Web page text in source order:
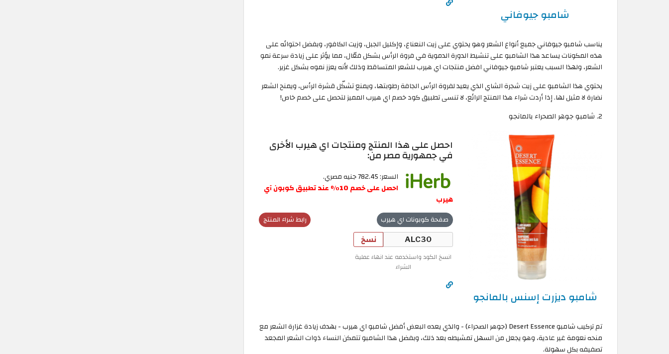
شامبو جيوفاني
يناسب شامبو جيوفاني جميع أنواع الشعر وهو يحتوي على زيت النعناع، وإكليل الجبل، وزيت الكافور، وبفضل احتوائه على
هذه المكونات يساعد هذا الشامبو على تنشيط الدورة الدموية في فروة الرأس بشكل فعّال، مما يؤثر على زيادة سرعة نمو
الشعر، ولهذا السبب يعتبر شامبو جيوفاني افضل منتجات اي هيرب للشعر المتساقط وذلك لأنه يعزز نموه بشكل غزير.
يحتوي هذا الشامبو على زيت شجرة الشاي الذي يعيد لفروة الرأس الجافة رطوبتها، ويمنع تشكّل قشرة الرأس، ويمنح الشعر
نضارة لا مثيل لها. إذا أردت شراء هذا المنتج الرائع، لا تنسى تطبيق كود خصم اي هيرب المميز لتحصل على خصم خاص!
2. شامبو جوهر الصحراء بالمانجو
شامبو ديزرت إسنس بالمانجو
احصل على هذا المنتج ومنتجات اي هيرب الأخرى
في جمهورية مصر من:
السعر: 782.45 جنيه مصري.
احصل على خصم 10٪ عند تطبيق كوبون آي
هيرب
رابط شراء المنتج صفحة كوبونات اي هيرب
نسخ
انسخ الكود واستخدمه عند انهاء عملية
الشراء
تم تركيب شامبو Desert Essence (جوهر الصحراء) - والذي يعده البعض أفضل شامبو اي هيرب - بهدف زيادة غزارة الشعر مع
منحه نعومة غير عادية، وهو يجعل من السهل تمشيطه بعد ذلك، وبفضل هذا الشامبو تتمكن النساء ذوات الشعر المجعد
تصفيفه بكل سهولة.